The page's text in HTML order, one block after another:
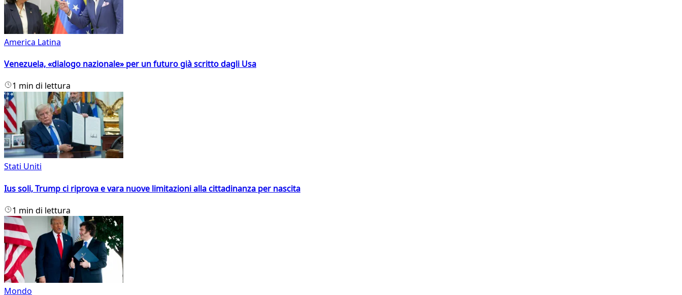
America Latina
Venezuela, «dialogo nazionale» per un futuro già scritto dagli Usa
1 min di lettura
Stati Uniti
Ius soli, Trump ci riprova e vara nuove limitazioni alla cittadinanza per nascita
1 min di lettura
Mondo